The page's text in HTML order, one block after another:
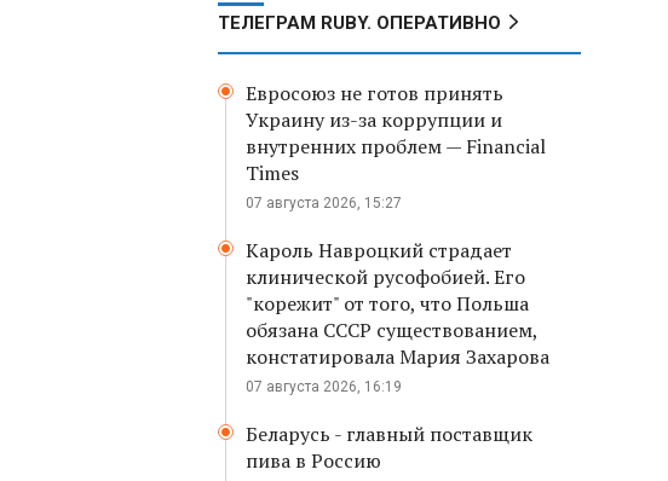
ТЕЛЕГРАМ RUBY. ОПЕРАТИВНО
Евросоюз не готов принять
Украину из-за коррупции и
внутренних проблем — Financial
Times
07 августа 2026, 15:27
Кароль Навроцкий страдает
клинической русофобией. Его
"корежит" от того, что Польша
обязана СССР существованием,
констатировала Мария Захарова
07 августа 2026, 16:19
Беларусь - главный поставщик
пива в Россию